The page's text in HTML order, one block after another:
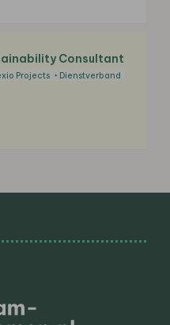
Consultant
Projects Dienstverband